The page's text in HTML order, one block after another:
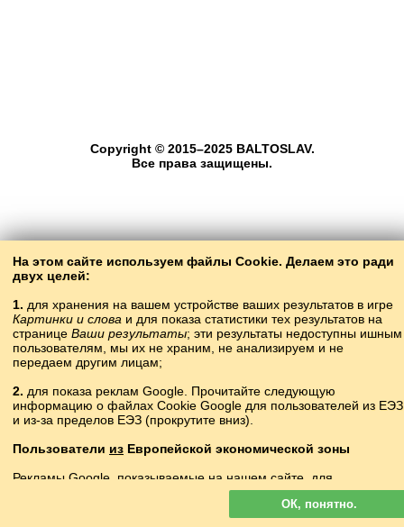
На этом сайте используем файлы Cookie. Делаем это ради
двух целей:
1. для хранения на вашем устройстве ваших результатов в игре
Картинки и слова и для показа статистики тех результатов на
странице Ваши результаты; эти результаты недоступны ишным
пользователям, мы их не храним, не анализируем и не
передаем другим лицам;
2. для показа реклам Google. Прочитайте следующую
информацию о файлах Cookie Google для пользователей из ЕЭЗ
и из-за пределов ЕЭЗ (прокрутите вниз).
Пользователи из Европейской экономической зоны
Рекламы Google, показываемые на нашем сайте, для
персонализируются. В такой рекламе
файлы cookie не используются для персонализации объявлений,
но служат для ограничения частоты показов, подготовки сводных
ОК, понятно.
Copyright © 2015–2025 BALTOSLAV.
Все права защищены.